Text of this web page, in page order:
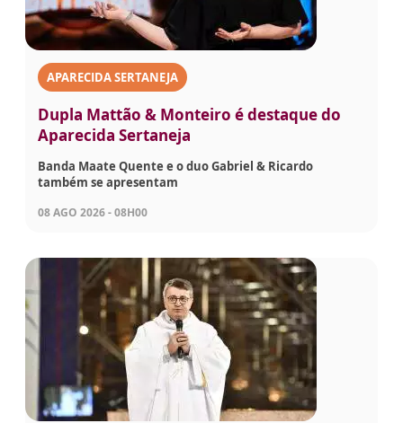
APARECIDA SERTANEJA
Dupla Mattão & Monteiro é destaque do
Aparecida Sertaneja
Banda Maate Quente e o duo Gabriel & Ricardo
também se apresentam
08 AGO 2026 - 08H00